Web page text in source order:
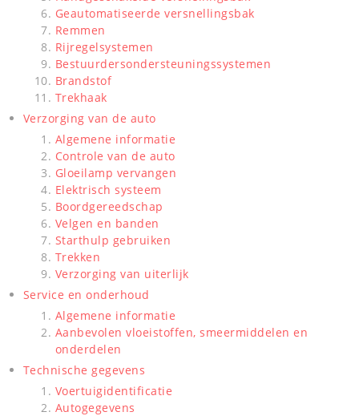
Geautomatiseerde versnellingsbak
Remmen
Rijregelsystemen
Bestuurdersondersteuningssystemen
Brandstof
Trekhaak
Verzorging van de auto
Algemene informatie
Controle van de auto
Gloeilamp vervangen
Elektrisch systeem
Boordgereedschap
Velgen en banden
Starthulp gebruiken
Trekken
Verzorging van uiterlijk
Service en onderhoud
Algemene informatie
Aanbevolen vloeistoffen, smeermiddelen en
onderdelen
Technische gegevens
Voertuigidentificatie
Autogegevens